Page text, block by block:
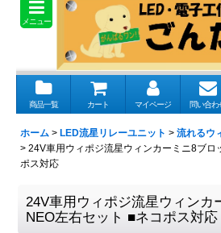
メニュー
商品一覧 カート マイページ 問い合わ
ホーム > LED流星リレーユニット > 流れるウ
> 24V車用ウィポジ流星ウィンカーミニ8ブロ
ポス対応
24V車用ウィポジ流星ウィンカ
NEO左右セット ■ネコポス対応